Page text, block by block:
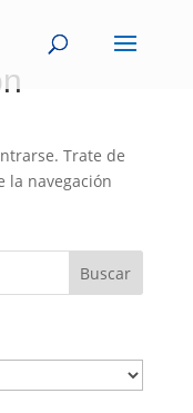
Trate de
la navegación